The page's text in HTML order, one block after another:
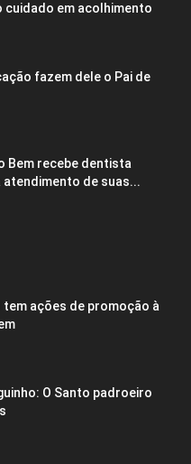
em acolhimento
fazem dele o Pai de
Bem recebe dentista
de suas...
tem ações de promoção à
O Santo padroeiro